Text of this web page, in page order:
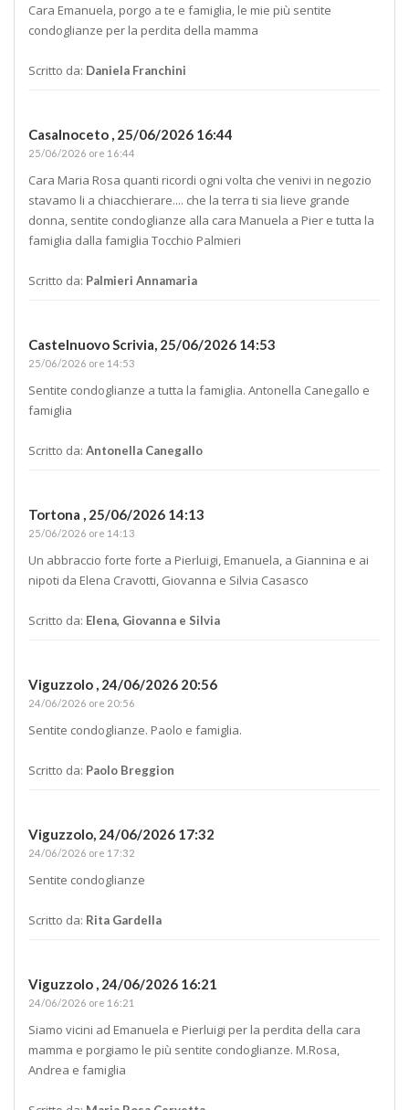
Cara Emanuela, porgo a te e famiglia, le mie più sentite
condoglianze per la perdita della mamma
Scritto da: Daniela Franchini
Casalnoceto , 25/06/2026 16:44
25/06/2026 ore 16:44
Cara Maria Rosa quanti ricordi ogni volta che venivi in negozio
stavamo li a chiacchierare.... che la terra ti sia lieve grande
donna, sentite condoglianze alla cara Manuela a Pier e tutta la
famiglia dalla famiglia Tocchio Palmieri
Scritto da: Palmieri Annamaria
Castelnuovo Scrivia, 25/06/2026 14:53
25/06/2026 ore 14:53
Sentite condoglianze a tutta la famiglia. Antonella Canegallo e
famiglia
Scritto da: Antonella Canegallo
Tortona , 25/06/2026 14:13
25/06/2026 ore 14:13
Un abbraccio forte forte a Pierluigi, Emanuela, a Giannina e ai
nipoti da Elena Cravotti, Giovanna e Silvia Casasco
Scritto da: Elena, Giovanna e Silvia
Viguzzolo , 24/06/2026 20:56
24/06/2026 ore 20:56
Sentite condoglianze. Paolo e famiglia.
Scritto da: Paolo Breggion
Viguzzolo, 24/06/2026 17:32
24/06/2026 ore 17:32
Sentite condoglianze
Scritto da: Rita Gardella
Viguzzolo , 24/06/2026 16:21
24/06/2026 ore 16:21
Siamo vicini ad Emanuela e Pierluigi per la perdita della cara
mamma e porgiamo le più sentite condoglianze. M.Rosa,
Andrea e famiglia